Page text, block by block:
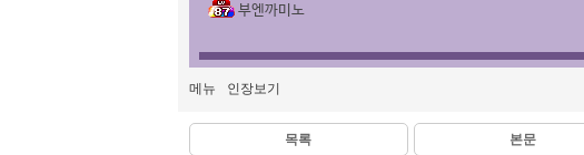
부엔까미노
메뉴 인장보기
목록 본문